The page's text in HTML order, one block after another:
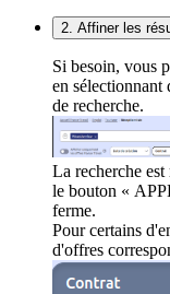
2. Affiner les
Si besoin, vous
en sélectionnant
de recherche.
La recherche
le bouton «
ferme.
Pour certains
d'offres